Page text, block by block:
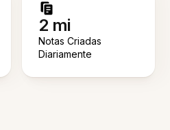
2 mi
Notas Criadas
Diariamente